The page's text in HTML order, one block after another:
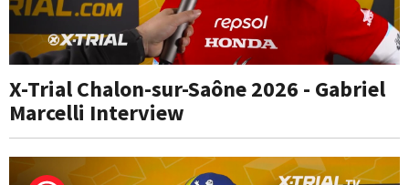
X-Trial Chalon-sur-Saône 2026 - Gabriel
Marcelli Interview